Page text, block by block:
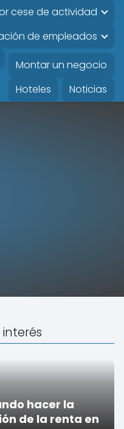
cese de actividad
de empleados
Montar un negocio
Hoteles
Noticias
hacer la
de la renta en